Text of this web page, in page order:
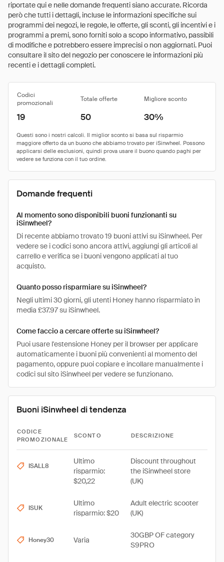
riportate qui e nelle domande frequenti siano accurate. Ricorda
però che tutti i dettagli, incluse le informazioni specifiche sui
programmi dei negozi, le regole, le offerte, gli sconti, gli incentivi e i
programmi a premi, sono forniti solo a scopo informativo, passibili
di modifiche e potrebbero essere imprecisi o non aggiornati. Puoi
consultare il sito del negozio per conoscere le informazioni più
recenti e i dettagli completi.
Codici
promozionali
Totale offerte Migliore sconto
19 50 30%
Domande frequenti
Al momento sono disponibili buoni funzionanti su
iSinwheel?
Di recente abbiamo trovato 19 buoni attivi su iSinwheel. Per
vedere se i codici sono ancora attivi, aggiungi gli articoli al
carrello e verifica se i buoni vengono applicati al tuo
acquisto.
Quanto posso risparmiare su iSinwheel?
Negli ultimi 30 giorni, gli utenti Honey hanno risparmiato in
media £37.97 su iSinwheel.
Come faccio a cercare offerte su iSinwheel?
Puoi usare l'estensione Honey per il browser per applicare
automaticamente i buoni più convenienti al momento del
pagamento, oppure puoi copiare e incollare manualmente i
codici sul sito iSinwheel per vedere se funzionano.
Buoni iSinwheel di tendenza
CODICE
PROMOZIONALE
SCONTO DESCRIZIONE
ISALL8
Ultimo
risparmio:
$20,22
Discount throughout
the iSinwheel store
(UK)
ISUK
Ultimo
risparmio: $20
Adult electric scooter
(UK)
Honey30 Varia
30GBP OF category
S9PRO